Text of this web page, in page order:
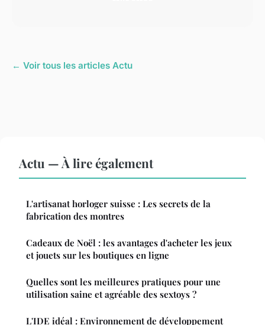
← Voir tous les articles Actu
Actu — À lire également
L'artisanat horloger suisse : Les secrets de la
fabrication des montres
Cadeaux de Noël : les avantages d'acheter les jeux
et jouets sur les boutiques en ligne
Quelles sont les meilleures pratiques pour une
utilisation saine et agréable des sextoys ?
L'IDE idéal : Environnement de développement